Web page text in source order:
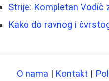
Strije: Kompletan Vodič
Kako do ravnog i
O nama | Kontakt |